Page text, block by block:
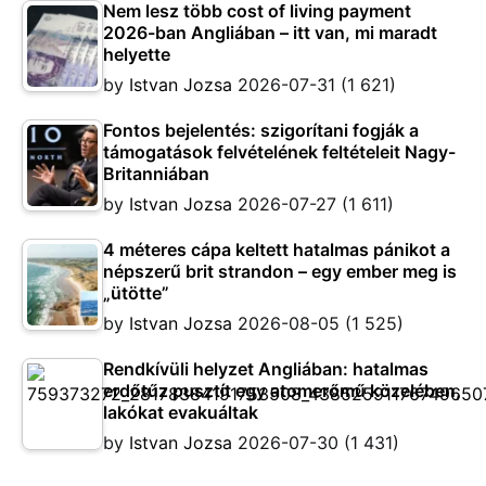
Nem lesz több cost of living payment
2026-ban Angliában – itt van, mi maradt
helyette
by Istvan Jozsa 2026-07-31 (1 621)
Fontos bejelentés: szigorítani fogják a
támogatások felvételének feltételeit Nagy-
Britanniában
by Istvan Jozsa 2026-07-27 (1 611)
4 méteres cápa keltett hatalmas pánikot a
népszerű brit strandon – egy ember meg is
„ütötte”
by Istvan Jozsa 2026-08-05 (1 525)
Rendkívüli helyzet Angliában: hatalmas
erdőtűz pusztít egy atomerőmű közelében,
lakókat evakuáltak
by Istvan Jozsa 2026-07-30 (1 431)